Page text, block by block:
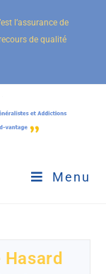
l’assurance de
de qualité
Menu